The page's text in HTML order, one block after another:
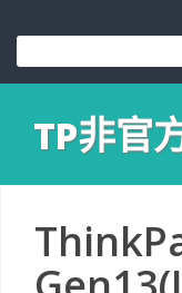
TP非官